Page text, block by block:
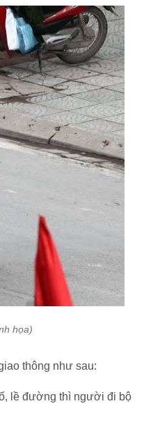
họa)
thông như sau:
lề đường thì người đi bộ